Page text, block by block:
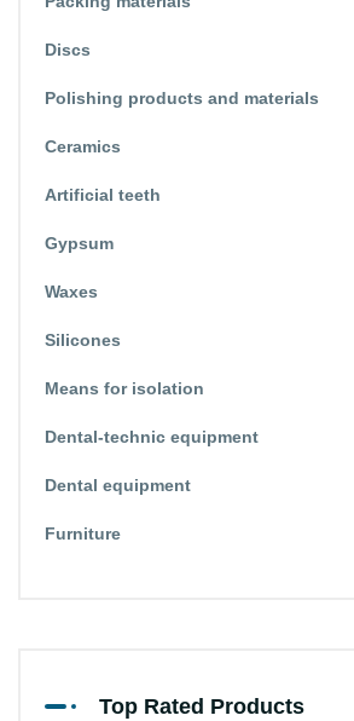
Discs
Polishing products and materials
Ceramics
Artificial teeth
Gypsum
Waxes
Silicones
Means for isolation
Dental-technic equipment
Dental equipment
Furniture
Top Rated Products